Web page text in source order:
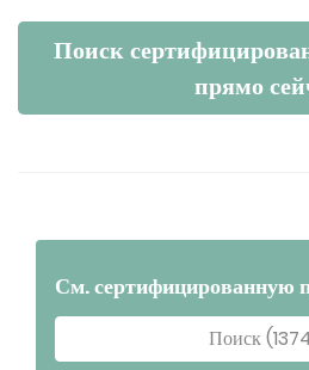
Поиск
прямо
См. сертифицированную
Поиск